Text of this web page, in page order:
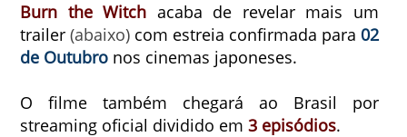
Burn the Witch acaba de revelar mais um
trailer(abaixo) com estreia confirmada para 02
de Outubro nos cinemas japoneses.
O filme também chegará ao Brasil por
streaming oficial dividido em 3 episódios.